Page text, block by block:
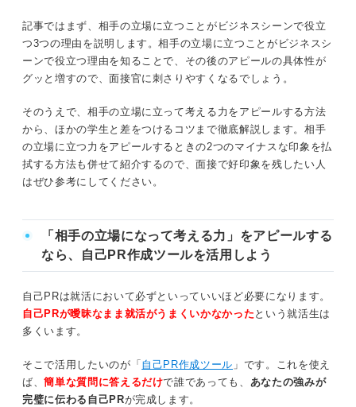
体的な成果をアピールしよう
PR例文5選
①アルバイト
②インターン
④留学
⑤ゼミ
相手の立場に立って考える力を養う7つの方法
②相手の気持ちに立って発言をする
③最後までしっかり話を聞く
記事ではまず、相手の立場に立つことがビジネスシーンで役立
つ3つの理由を説明します。相手の立場に立つことがビジネスシ
ーンで役立つ理由を知ることで、その後のアピールの具体性が
グッと増すので、面接官に刺さりやすくなるでしょう。
そのうえで、相手の立場に立って考える力をアピールする方法
から、ほかの学生と差をつけるコツまで徹底解説します。相手
の立場に立つ力をアピールするときの2つのマイナスな印象を払
拭する方法も併せて紹介するので、面接で好印象を残したい人
はぜひ参考にしてください。
「相手の立場になって考える力」をアピールする
なら、自己PR作成ツールを活用しよう
自己PRは就活において必ずといっていいほど必要になります。
自己PRが曖昧なまま就活がうまくいかなかった という就活生は
多くいます。
そこで活用したいのが「 自己PR作成ツール 」です。これを使え
ば、簡単な質問に答えるだけで誰であっても、 あなたの強みが
完璧に伝わる自己PRが完成します。
相手の立場に立って考えられる人の特徴
他人に優しさを持って接することができる
自分の都合を優先させない
物事を多角的に考えられる
周囲をよく観察している
仕事選びに悩んでいる人必見！ 相手の立場に立って考え
る力が評価されやすい仕事
困っている・悩んでいる人を助ける仕事
3ステップで簡単！ 相手の立場に立って考える力をアピー